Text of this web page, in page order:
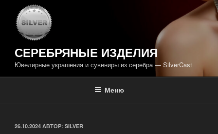
СЕРЕБРЯНЫЕ ИЗДЕЛИЯ
Ювелирные украшения и сувениры из серебра — SilverCast
Меню
ОПУБЛИКОВАНО
26.10.2024 АВТОР: SILVER